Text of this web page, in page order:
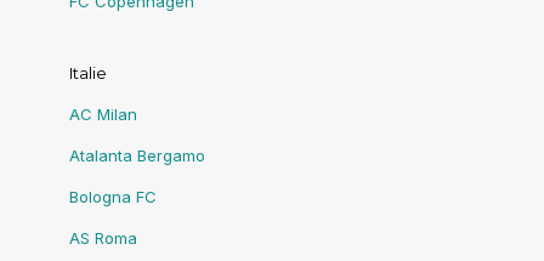
Italie
AC Milan
Atalanta Bergamo
Bologna FC
AS Roma